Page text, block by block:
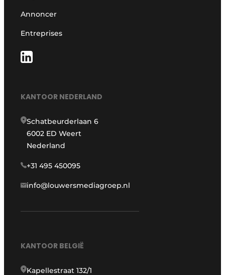
Annoncer
Entreprises
KANTOOR NEDERLAND
Schatbeurderlaan 6
6002 ED Weert
Nederland
+31 495 450095
info@louwersmediagroep.nl
KANTOOR BELGIË
Kapellestraat 132/1